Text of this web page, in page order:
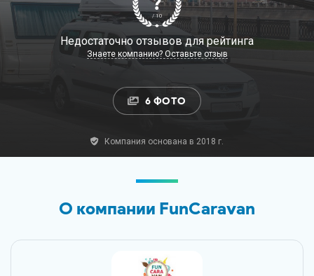
/ 10
Недостаточно отзывов для рейтинга
Знаете компанию? Оставьте отзыв
6 ФОТО
Компания основана в 2018 г.
О компании FunCaravan